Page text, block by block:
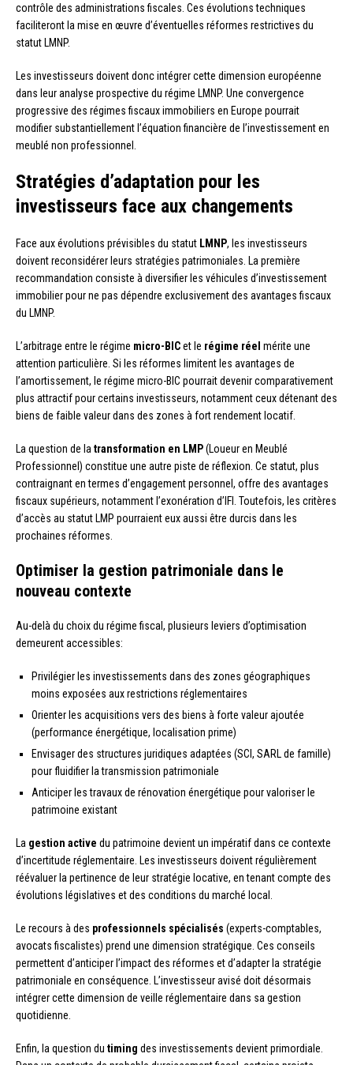
contrôle des administrations fiscales. Ces évolutions techniques
faciliteront la mise en œuvre d’éventuelles réformes restrictives du
statut LMNP.
Les investisseurs doivent donc intégrer cette dimension européenne
dans leur analyse prospective du régime LMNP. Une convergence
progressive des régimes fiscaux immobiliers en Europe pourrait
modifier substantiellement l’équation financière de l’investissement en
meublé non professionnel.
Stratégies d’adaptation pour les
investisseurs face aux changements
Face aux évolutions prévisibles du statut LMNP, les investisseurs
doivent reconsidérer leurs stratégies patrimoniales. La première
recommandation consiste à diversifier les véhicules d’investissement
immobilier pour ne pas dépendre exclusivement des avantages fiscaux
du LMNP.
L’arbitrage entre le régime micro-BICet le régime réel mérite une
attention particulière. Si les réformes limitent les avantages de
l’amortissement, le régime micro-BIC pourrait devenir comparativement
plus attractif pour certains investisseurs, notamment ceux détenant des
biens de faible valeur dans des zones à fort rendement locatif.
La question de la transformation en LMP(Loueur en Meublé
Professionnel) constitue une autre piste de réflexion. Ce statut, plus
contraignant en termes d’engagement personnel, offre des avantages
fiscaux supérieurs, notamment l’exonération d’IFI. Toutefois, les critères
d’accès au statut LMP pourraient eux aussi être durcis dans les
prochaines réformes.
Optimiser la gestion patrimoniale dans le
nouveau contexte
Au-delà du choix du régime fiscal, plusieurs leviers d’optimisation
demeurent accessibles:
Privilégier les investissements dans des zones géographiques
moins exposées aux restrictions réglementaires
Orienter les acquisitions vers des biens à forte valeur ajoutée
(performance énergétique, localisation prime)
Envisager des structures juridiques adaptées (SCI, SARL de famille)
pour fluidifier la transmission patrimoniale
Anticiper les travaux de rénovation énergétique pour valoriser le
patrimoine existant
La gestion active du patrimoine devient un impératif dans ce contexte
d’incertitude réglementaire. Les investisseurs doivent régulièrement
réévaluer la pertinence de leur stratégie locative, en tenant compte des
évolutions législatives et des conditions du marché local.
Le recours à des professionnels spécialisés (experts-comptables,
avocats fiscalistes) prend une dimension stratégique. Ces conseils
permettent d’anticiper l’impact des réformes et d’adapter la stratégie
patrimoniale en conséquence. L’investisseur avisé doit désormais
intégrer cette dimension de veille réglementaire dans sa gestion
quotidienne.
Enfin, la question du timing des investissements devient primordiale.